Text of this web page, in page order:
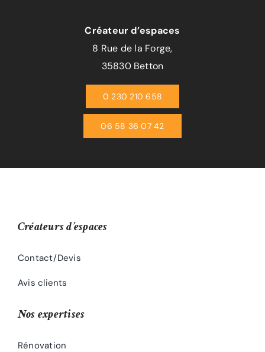
Créateur d’espaces
8 Rue de la Forge,
35830 Betton
0 230 210 658
06 58 36 07 42
Créateurs d’espaces
Contact/Devis
Avis clients
Nos expertises
Rénovation